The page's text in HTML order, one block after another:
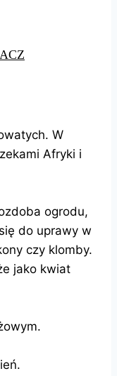
W
Afryki i
ogrodu,
do uprawy w
czy klomby.
jako kwiat